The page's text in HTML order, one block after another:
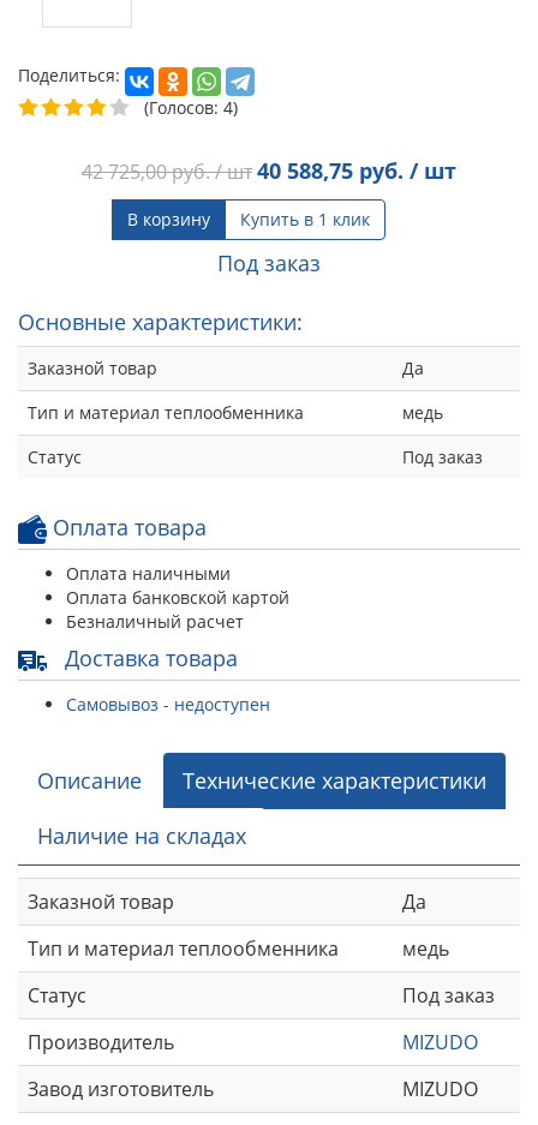
Поделиться:
(Голосов: 4)
42 725,00руб. / шт40 588,75 руб. / шт
В корзину Купить в 1 клик
Под заказ
Основные характеристики:
Заказной товар
Да
Тип и материал теплообменника
медь
Статус
Под заказ
Оплата товара
Оплата наличными
Оплата банковской картой
Безналичный расчет
Доставка товара
Самовывоз - недоступен
Описание
Технические характеристики
Наличие на складах
Заказной товар
Да
Тип и материал теплообменника
медь
Статус
Под заказ
Производитель
MIZUDO
Завод изготовитель
MIZUDO